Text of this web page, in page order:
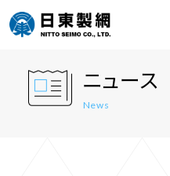
ニュース
News